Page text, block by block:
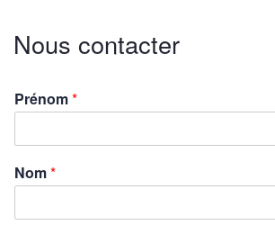
Nous contacter
Prénom*
Nom*